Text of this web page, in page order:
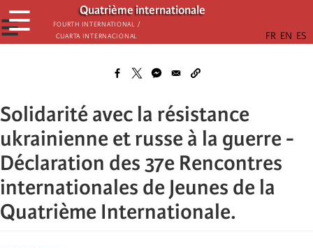
Passar
para
o
Quatrième internationale
Fourth International /
Cuarta Internacional
☰
☰
Solidarité avec la résistance
ukrainienne et russe à la guerre -
Déclaration des 37e Rencontres
internationales de Jeunes de la
Quatrième Internationale.